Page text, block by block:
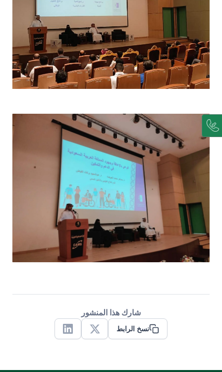
شارك هذا المنشور
نسخ الرابط
X
Linkedin